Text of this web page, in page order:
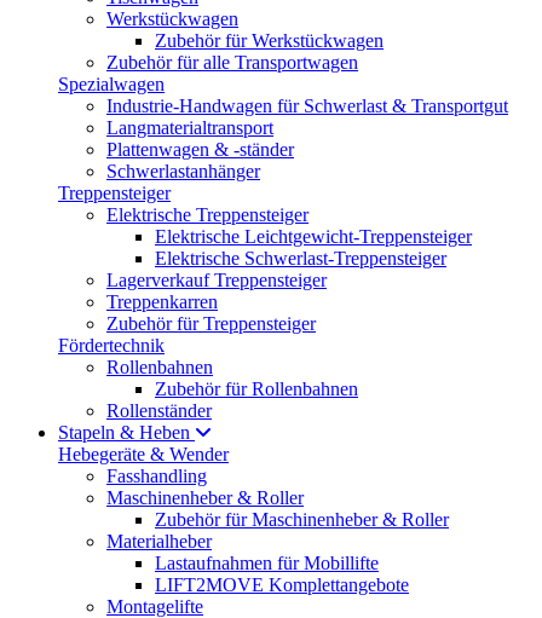
Werkstückwagen
Zubehör für Werkstückwagen
Zubehör für alle Transportwagen
Spezialwagen
Industrie-Handwagen für Schwerlast & Transportgut
Langmaterialtransport
Plattenwagen & -ständer
Schwerlastanhänger
Treppensteiger
Elektrische Treppensteiger
Elektrische Leichtgewicht-Treppensteiger
Elektrische Schwerlast-Treppensteiger
Lagerverkauf Treppensteiger
Treppenkarren
Zubehör für Treppensteiger
Fördertechnik
Rollenbahnen
Zubehör für Rollenbahnen
Rollenständer
Stapeln & Heben
Hebegeräte & Wender
Fasshandling
Maschinenheber & Roller
Zubehör für Maschinenheber & Roller
Materialheber
Lastaufnahmen für Mobillifte
LIFT2MOVE Komplettangebote
Montagelifte